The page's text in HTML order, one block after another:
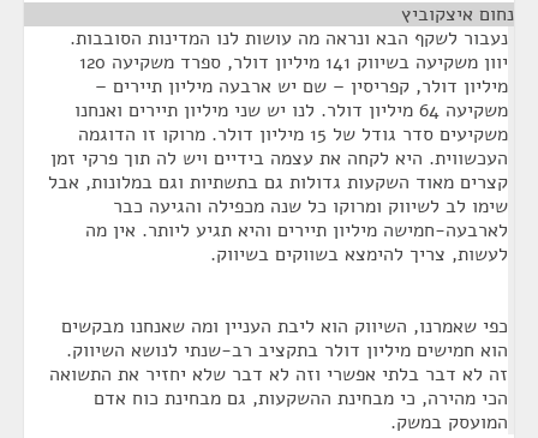
נחום איצקוביץ
נעבור לשקף הבא ונראה מה עושות לנו המדינות הסובבות.
יוון משקיעה בשיווק 141 מיליון דולר, ספרד משקיעה 120
מיליון דולר, קפריסין – שם יש ארבעה מיליון תיירים –
משקיעה 64 מיליון דולר. לנו יש שני מיליון תיירים ואנחנו
משקיעים סדר גודל של 15 מיליון דולר. מרוקו זו הדוגמה
העכשווית. היא לקחה את עצמה בידיים ויש לה תוך פרקי זמן
קצרים מאוד השקעות גדולות גם בתשתיות וגם במלונות, אבל
שימו לב לשיווק ומרוקו כל שנה מכפילה והגיעה כבר
לארבעה-חמישה מיליון תיירים והיא תגיע ליותר. אין מה
לעשות, צריך להימצא בשווקים בשיווק.
כפי שאמרנו, השיווק הוא ליבת העניין ומה שאנחנו מבקשים
הוא חמישים מיליון דולר בתקציב רב-שנתי לנושא השיווק.
זה לא דבר בלתי אפשרי וזה לא דבר שלא יחזיר את התשואה
הכי מהירה, כי מבחינת ההשקעות, גם מבחינת כוח אדם
המועסק במשק.